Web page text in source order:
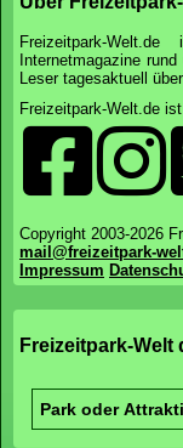
Freizeitpark-
Internetmagazine
Leser tagesaktuell
Freizeitpark-Welt.de
Copyright 2003-2026
mail@freizeitpark-
Impressum
Freizeitpark-